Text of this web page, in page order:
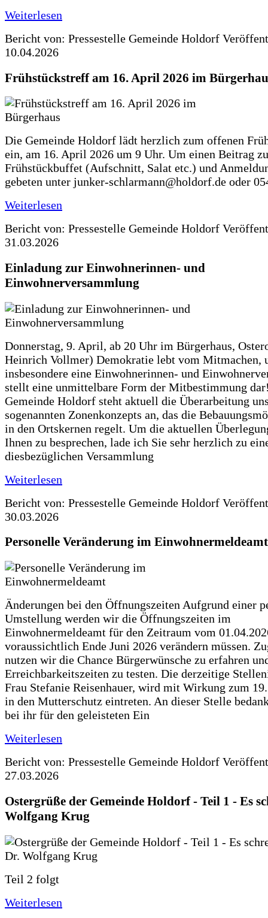
Weiterlesen
Bericht von: Pressestelle Gemeinde Holdorf
10.04.2026
Frühstückstreff am 16. April 2026 im
Die Gemeinde Holdorf lädt herzlich zum offenen
ein, am 16. April 2026 um 9 Uhr. Um einen Beitrag
Frühstückbuffet (Aufschnitt, Salat etc.) und
gebeten unter junker-schlarmann@holdorf.de oder
Weiterlesen
Bericht von: Pressestelle Gemeinde Holdorf
31.03.2026
Einladung zur Einwohnerinnen- und
Einwohnerversammlung
Donnerstag, 9. April, ab 20 Uhr im Bürgerhaus,
Heinrich Vollmer) Demokratie lebt vom Mitmachen,
insbesondere eine Einwohnerinnen- und
stellt eine unmittelbare Form der Mitbestimmung
Gemeinde Holdorf steht aktuell die Überarbeitung
sogenannten Zonenkonzepts an, das die
in den Ortskernen regelt. Um die aktuellen
Ihnen zu besprechen, lade ich Sie sehr herzlich zu
diesbezüglichen Versammlung
Weiterlesen
Bericht von: Pressestelle Gemeinde Holdorf
30.03.2026
Personelle Veränderung im Einwohnermeldeamt
Änderungen bei den Öffnungszeiten Aufgrund einer
Umstellung werden wir die Öffnungszeiten im
Einwohnermeldeamt für den Zeitraum vom
voraussichtlich Ende Juni 2026 verändern müssen.
nutzen wir die Chance Bürgerwünsche zu erfahren
Erreichbarkeitszeiten zu testen. Die derzeitige
Frau Stefanie Reisenhauer, wird mit Wirkung zum
in den Mutterschutz eintreten. An dieser Stelle
bei ihr für den geleisteten Ein
Weiterlesen
Bericht von: Pressestelle Gemeinde Holdorf
27.03.2026
Ostergrüße der Gemeinde Holdorf - Teil 1 - Es
Wolfgang Krug
Teil 2 folgt
Weiterlesen